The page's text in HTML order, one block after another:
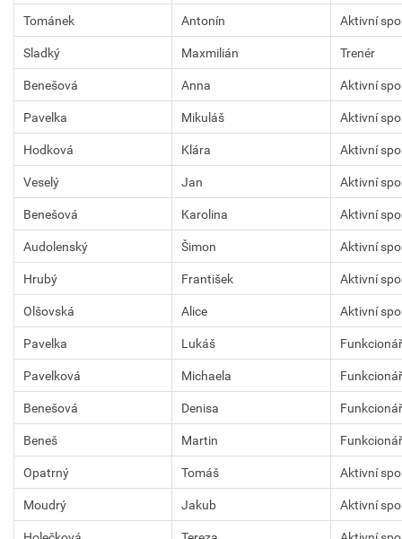
Tománek Antonín Aktivní
Sladký Maxmilián Trenér
Benešová Anna Aktivní
Pavelka Mikuláš Aktivní
Hodková Klára Aktivní
Veselý Jan Aktivní
Benešová Karolina Aktivní
Audolenský Šimon Aktivní
Hrubý František Aktivní
Olšovská Alice Aktivní
Pavelka Lukáš Funkcionář
Pavelková Michaela Funkcionář
Benešová Denisa Funkcionář
Beneš Martin Funkcionář
Opatrný Tomáš Aktivní
Moudrý Jakub Aktivní